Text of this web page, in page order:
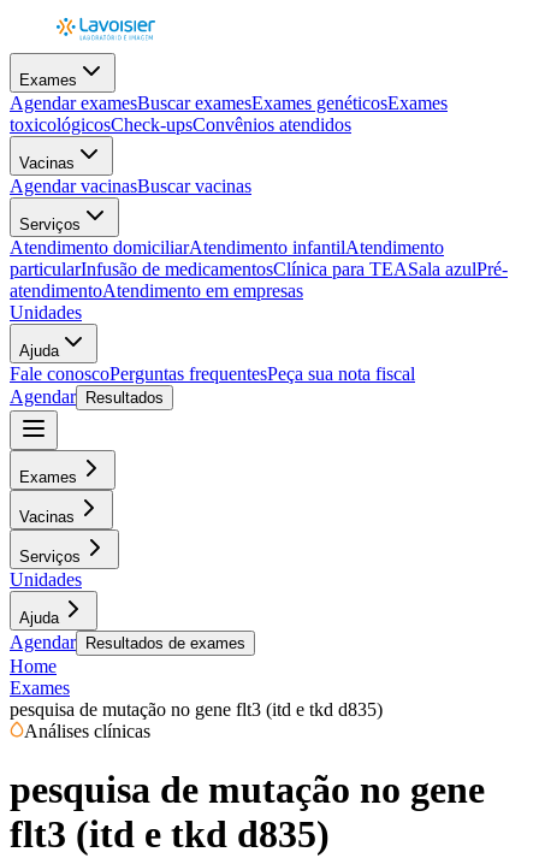
Exames
Agendar examesBuscar examesExames genéticosExames
toxicológicosCheck-upsConvênios atendidos
Vacinas
Agendar vacinasBuscar vacinas
Serviços
Atendimento domiciliarAtendimento infantilAtendimento
particularInfusão de medicamentosClínica para TEASala azulPré-
atendimentoAtendimento em empresas
Unidades
Ajuda
Fale conoscoPerguntas frequentesPeça sua nota fiscal
Agendar
Resultados
Exames
Vacinas
Serviços
Unidades
Ajuda
Agendar Resultados de exames
Home
Exames
pesquisa de mutação no gene flt3 (itd e tkd d835)
Análises clínicas
pesquisa de mutação no gene
flt3 (itd e tkd d835)